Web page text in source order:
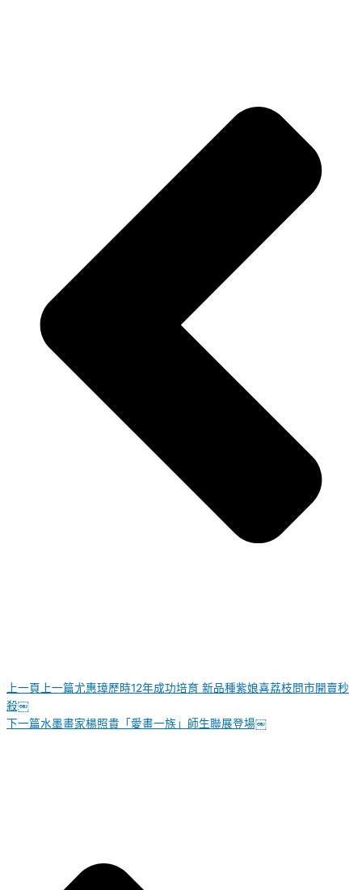
上一頁 上一篇尤惠璋歷時12年成功培育 新品種紫娘喜荔枝問市開賣秒
殺￼
下一篇水墨畫家楊照貴「愛畫一族」師生聯展登場￼